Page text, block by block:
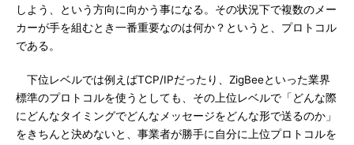
しよう、という方向に向かう事になる。その状況下で複数のメー
カーが手を組むとき一番重要なのは何か？というと、プロトコル
である。
下位レベルでは例えばTCP/IPだったり、ZigBeeといった業界
標準のプロトコルを使うとしても、その上位レベルで「どんな際
にどんなタイミングでどんなメッセージをどんな形で送るのか」
をきちんと決めないと、事業者が勝手に自分に上位プロトコルを